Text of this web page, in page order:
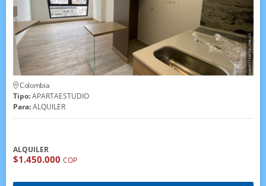
Colombia
Tipo:APARTAESTUDIO
Para:ALQUILER
ALQUILER
$1.450.000 COP